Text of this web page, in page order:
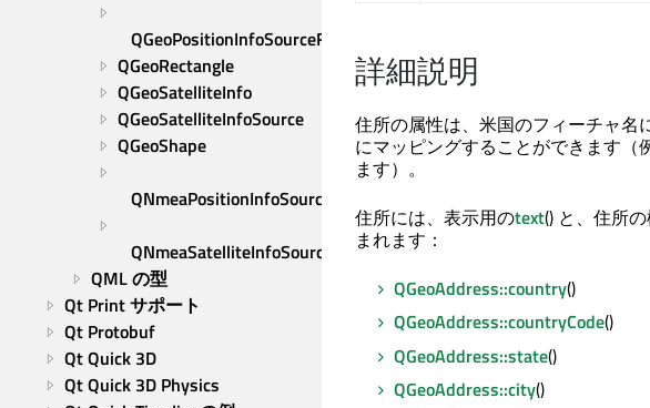
QGeoPositionInfoSourceFactory
QGeoRectangle
QGeoSatelliteInfo
QGeoSatelliteInfoSource
QGeoShape
QNmeaPositionInfoSource
QNmeaSatelliteInfoSource
QML の型
Qt Print サポート
Qt Protobuf
Qt Quick 3D
Qt Quick 3D Physics
詳細説明
住所の属性は、米国のフィーチャ
にマッピングすることができます（
ます）。
住所には、表示用のtext() と、住所
まれます：
QGeoAddress::country()
QGeoAddress::countryCode()
QGeoAddress::state()
QGeoAddress::city()